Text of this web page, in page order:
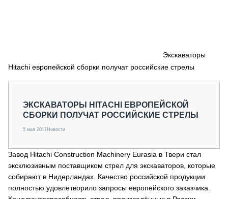
СПЕЦПРОЕКТЫ
О ПРОЕКТЕ
Экскаваторы
Hitachi европейской сборки получат российские стрелы
ЭКСКАВАТОРЫ HITACHI ЕВРОПЕЙСКОЙ
СБОРКИ ПОЛУЧАТ РОССИЙСКИЕ СТРЕЛЫ
5 мая 2017Новости
Завод Hitachi Construction Machinery Eurasia в Твери стал
эксклюзивным поставщиком стрел для экскаваторов, которые
собирают в Нидерландах. Качество российской продукции
полностью удовлетворило запросы европейского заказчика.